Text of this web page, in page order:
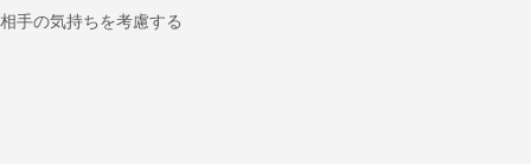
相手の気持ちを考慮する